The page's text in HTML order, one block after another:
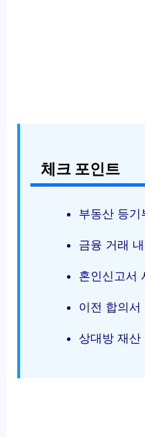
체크 포인트
부동산 등기
금융 거래
혼인신고서
이전 합의서
상대방 재산